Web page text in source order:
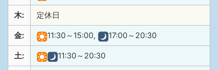
木: 定休日
金: 11:30～15:00, 17:00～20:30
土: 11:30～20:30